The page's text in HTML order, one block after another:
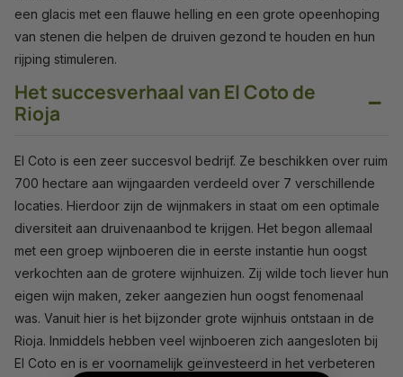
een glacis met een flauwe helling en een grote opeenhoping
van stenen die helpen de druiven gezond te houden en hun
rijping stimuleren.
Het succesverhaal van El Coto de
Rioja
−
El Coto is een zeer succesvol bedrijf. Ze beschikken over ruim
700 hectare aan wijngaarden verdeeld over 7 verschillende
locaties. Hierdoor zijn de wijnmakers in staat om een optimale
diversiteit aan druivenaanbod te krijgen. Het begon allemaal
met een groep wijnboeren die in eerste instantie hun oogst
verkochten aan de grotere wijnhuizen. Zij wilde toch liever hun
eigen wijn maken, zeker aangezien hun oogst fenomenaal
was. Vanuit hier is het bijzonder grote wijnhuis ontstaan in de
Rioja. Inmiddels hebben veel wijnboeren zich aangesloten bij
El Coto en is er voornamelijk geïnvesteerd in het verbeteren